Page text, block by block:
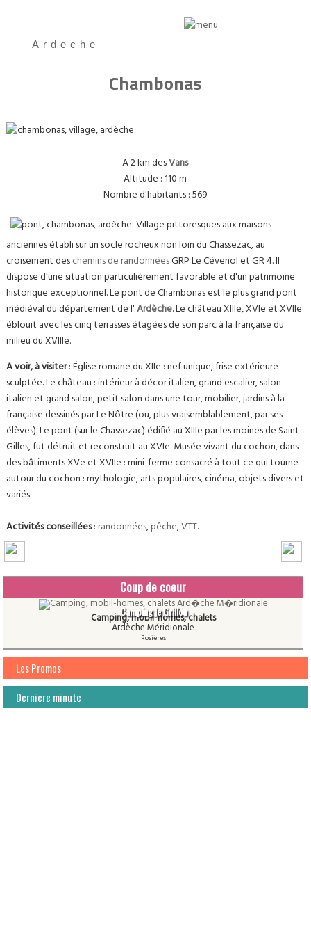
Ardeche
Chambonas
A 2 km desVans
Altitude : 110 m
Nombre d'habitants : 569
Village pittoresques aux maisons
anciennes établi sur un socle rocheux non loin du Chassezac, au
croisement deschemins de randonnéesGRP Le Cévenol et GR 4. Il
dispose d'une situation particulièrement favorable et d'un patrimoine
historique exceptionnel. Le pont de Chambonas est le plus grand pont
médiéval du département de l'Ardèche. Le château XIIIe, XVIe et XVIIe
éblouit avec les cinq terrasses étagées de son parc à la française du
milieu du XVIIIe.
A voir, à visiter: Église romane du XIIe : nef unique, frise extérieure
sculptée. Le château : intérieur à décor italien, grand escalier, salon
italien et grand salon, petit salon dans une tour, mobilier, jardins à la
française dessinés par Le Nôtre (ou, plus vraisemblablement, par ses
élèves). Le pont (sur le Chassezac) édifié au XIIIe par les moines de Saint-
Gilles, fut détruit et reconstruit au XVIe. Musée vivant du cochon, dans
des bâtiments XVe et XVIIe : mini-ferme consacré à tout ce qui tourne
autour du cochon : mythologie, arts populaires, cinéma, objets divers et
variés.
Activités conseillées:randonnées,pêche,VTT.
Coup de coeur
Camping le Grillou
Camping, mobil-homes, chalets
Ardèche Méridionale
Rosières
Les Promos
Derniere minute